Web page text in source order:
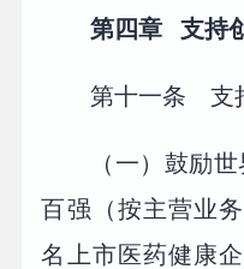
第四章 支持
第十一条 支
（一）鼓励
百强（按主营业
名上市医药健康